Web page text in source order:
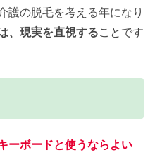
の脱毛を考える年になり
、現実を直視することです
ーボードと使うならよい